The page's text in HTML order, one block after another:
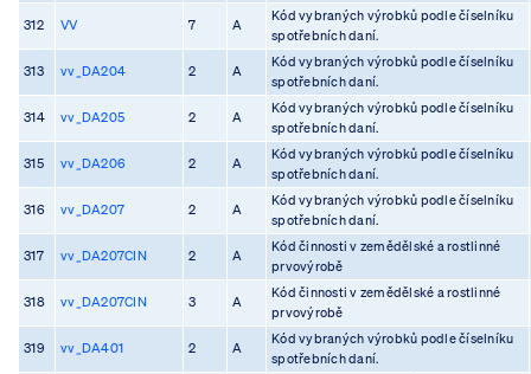
312 VV 7 A
Kód vybraných výrobků podle číselníku
spotřebních daní.
313 vv_DA204 2 A
Kód vybraných výrobků podle číselníku
spotřebních daní.
314 vv_DA205 2 A
Kód vybraných výrobků podle číselníku
spotřebních daní.
315 vv_DA206 2 A
Kód vybraných výrobků podle číselníku
spotřebních daní.
316 vv_DA207 2 A
Kód vybraných výrobků podle číselníku
spotřebních daní.
317 vv_DA207CIN 2 A
Kód činnosti v zemědělské a rostlinné
prvovýrobě
318 vv_DA207CIN 3 A
Kód činnosti v zemědělské a rostlinné
prvovýrobě
319 vv_DA401 2 A
Kód vybraných výrobků podle číselníku
spotřebních daní.